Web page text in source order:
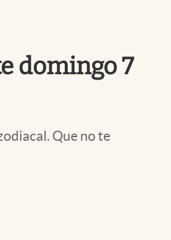
domingo 7
Que no te